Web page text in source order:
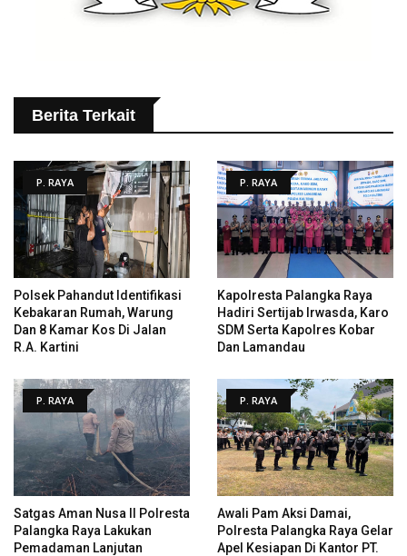
Berita Terkait
P. RAYA
Polsek Pahandut Identifikasi
Kebakaran Rumah, Warung
Dan 8 Kamar Kos Di Jalan
R.A. Kartini
P. RAYA
Kapolresta Palangka Raya
Hadiri Sertijab Irwasda, Karo
SDM Serta Kapolres Kobar
Dan Lamandau
P. RAYA
Satgas Aman Nusa II Polresta
Palangka Raya Lakukan
Pemadaman Lanjutan
P. RAYA
Awali Pam Aksi Damai,
Polresta Palangka Raya Gelar
Apel Kesiapan Di Kantor PT.